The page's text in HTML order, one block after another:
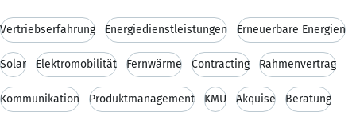
Vertriebserfahrung Energiedienstleistungen Erneuerbare Energien
Solar Elektromobilität Fernwärme Contracting Rahmenvertrag
Kommunikation Produktmanagement KMU Akquise Beratung